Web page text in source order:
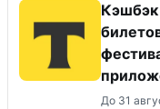
Кэшбэк
До 31